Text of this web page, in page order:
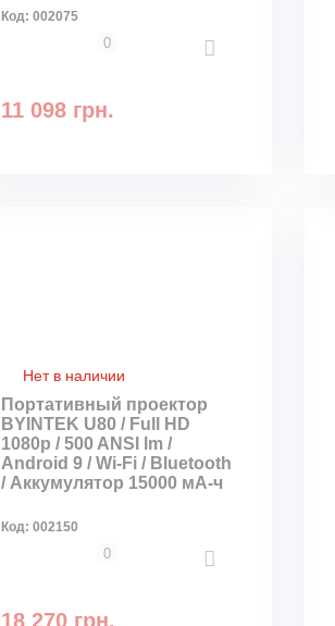
Код:002075
0
11 098 грн.
Нет в наличии
Портативный проектор
BYINTEK U80 / Full HD
1080p / 500 ANSI lm /
Android 9 / Wi-Fi / Bluetooth
/ Аккумулятор 15000 мА-ч
Код:002150
0
18 270 грн.